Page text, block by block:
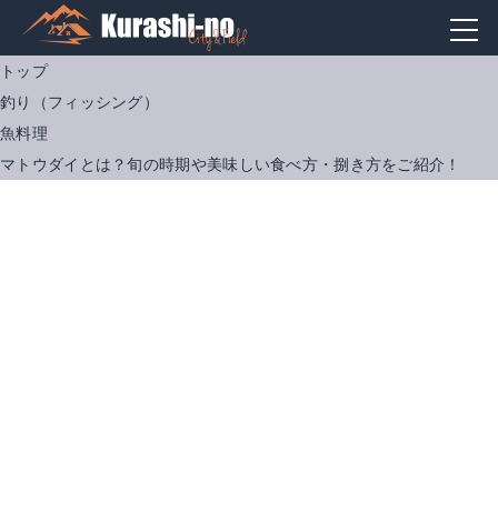
トップ
釣り（フィッシング）
魚料理
マトウダイとは？旬の時期や美味しい食べ方・捌き方をご紹介！